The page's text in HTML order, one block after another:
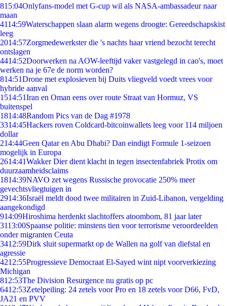
815:04Onlyfans-model met G-cup wil als NASA-ambassadeur naar
maan
4114:59Waterschappen slaan alarm wegens droogte: Gereedschapskist
leeg
2014:57Zorgmedewerkster die 's nachts haar vriend bezocht terecht
ontslagen
4414:52Doorwerken na AOW-leeftijd vaker vastgelegd in cao's, moet
werken na je 67e de norm worden?
814:51Drone met explosieven bij Duits vliegveld voedt vrees voor
hybride aanval
1514:51Iran en Oman eens over route Straat van Hormuz, VS
buitenspel
1814:48Random Pics van de Dag #1978
3314:45Hackers roven Coldcard-bitcoinwallets leeg voor 114 miljoen
dollar
214:44Geen Qatar en Abu Dhabi? Dan eindigt Formule 1-seizoen
mogelijk in Europa
2614:41Wakker Dier dient klacht in tegen insectenfabriek Protix om
duurzaamheidsclaims
1814:39NAVO zet wegens Russische provocatie 250% meer
gevechtsvliegtuigen in
2914:36Israël meldt dood twee militairen in Zuid-Libanon, vergelding
aangekondigd
914:09Hiroshima herdenkt slachtoffers atoombom, 81 jaar later
3113:00Spaanse politie: minstens tien voor terrorisme veroordeelden
onder migranten Ceuta
3412:59Dirk sluit supermarkt op de Wallen na golf van diefstal en
agressie
4212:55Progressieve Democraat El-Sayed wint nipt voorverkiezing
Michigan
812:53The Division Resurgence nu gratis op pc
6412:53Zetelpeiling: 24 zetels voor Pro en 18 zetels voor D66, FvD,
JA21 en PVV